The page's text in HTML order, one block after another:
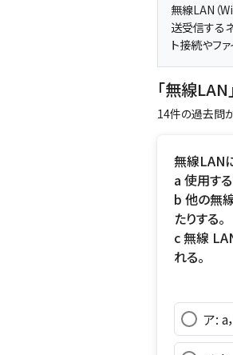
無線LAN（
送受信する
ト接続やフ
「無線
14件の過去問
無線LAN
a 使用す
b 他の無
たりする。
c 無線
れる。
ア: a